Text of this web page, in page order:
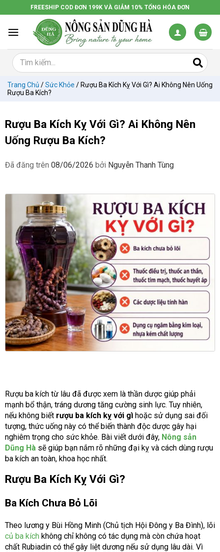
đến
dung
FREESHIP COD ĐƠN 199K VÀ GIẢM 10% TỔNG HÓA ĐƠN
Trang Chủ /Sức Khỏe / Rượu Ba Kích Kỵ Với Gì? Ai Không Nên Uống
Rượu Ba Kích?
Rượu Ba Kích Kỵ Với Gì? Ai Không Nên
Uống Rượu Ba Kích?
Đã đăng trên 08/06/2026 bởi Nguyễn Thanh Tùng
Rượu ba kích từ lâu đã được xem là thần dược giúp phải
mạnh bổ thận, tráng dương tăng cường sinh lực. Tuy nhiên,
nếu không biết rượu ba kích kỵ với gì hoặc sử dụng sai đối
tượng, thức uống này có thể biến thành độc dược gây hại
nghiêm trọng cho sức khỏe. Bài viết dưới đây, Nông sản
Dũng Hà sẽ giúp bạn nắm rõ những đại kỵ và cách dùng rượu
ba kích an toàn, khoa học nhất.
Rượu Ba Kích Kỵ Với Gì?
Ba Kích Chưa Bỏ Lõi
Theo lương y Bùi Hồng Minh (Chủ tịch Hội Đông y Ba Đình), lõi
củ ba kích không chỉ không có tác dụng mà còn chứa hoạt
chất Rubiadin có thể gây liệt dương nếu sử dụng lâu dài. Vì